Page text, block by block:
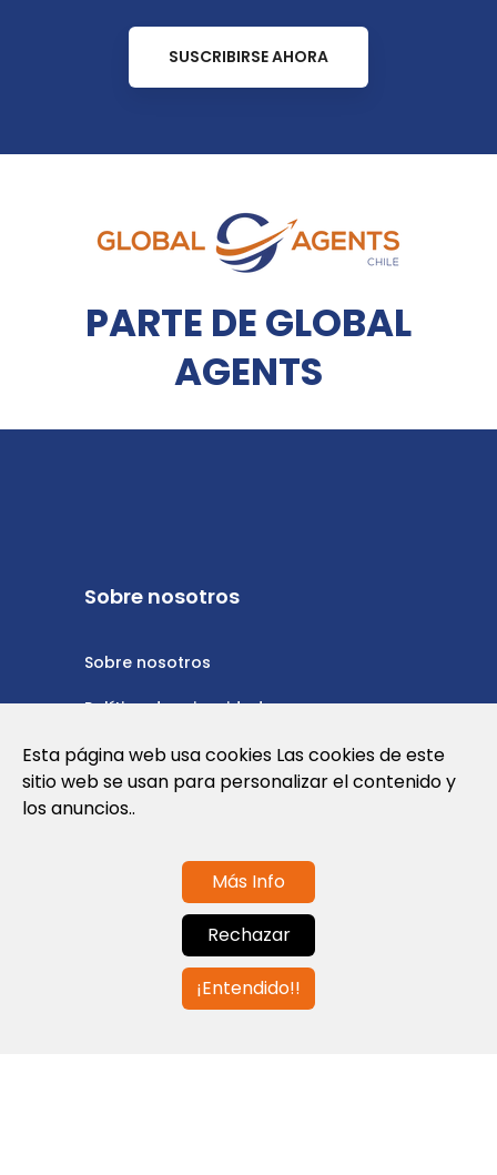
SUSCRIBIRSE AHORA
PARTE DE GLOBAL
AGENTS
Sobre nosotros
Sobre nosotros
Política de privacidad
Política de cookies
Nota Legal y Condiciones de Uso de la
Contáctanos
info@globalagents.net
Esta página web usa cookies Las cookies de este
sitio web se usan para personalizar el contenido y
los anuncios..
Más Info
Rechazar
¡Entendido!!